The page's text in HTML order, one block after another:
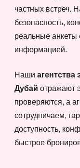
частных встреч.
безопасность,
реальные
информацией.
Наши агентства
Дубай отражают
проверяются, а
сотрудничаем,
доступность,
быстрое